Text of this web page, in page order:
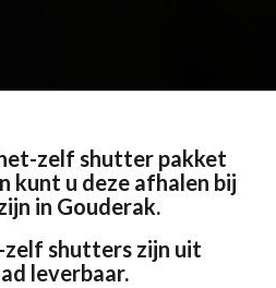
zelf shutter pakket
kunt u deze afhalen bij
in Gouderak.
shutters zijn uit
leverbaar.